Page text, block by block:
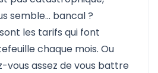
semble… bancal ?
les tarifs qui font
chaque mois. Ou
assez de vous battre